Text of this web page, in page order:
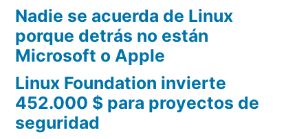
Nadie se acuerda de Linux
porque detrás no están
Microsoft o Apple
Linux Foundation invierte
452.000 $ para proyectos de
seguridad